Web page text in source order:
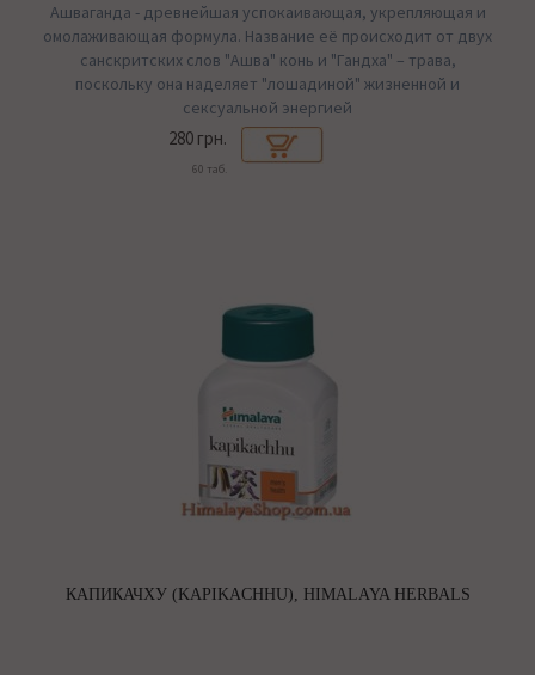
Ашваганда - древнейшая успокаивающая, укрепляющая и
омолаживающая формула. Название её происходит от двух
санскритских слов "Ашва" конь и "Гандха" – трава,
поскольку она наделяет "лошадиной" жизненной и
сексуальной энергией
280 грн.
60 таб.
КАПИКАЧХУ (KAPIKACHHU), HIMALAYA HERBALS